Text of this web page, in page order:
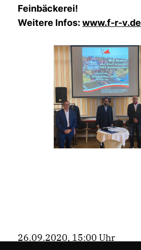
Feinbäckerei!
Weitere Infos:www.f-r-v.de
26.09.2020, 15:00 Uhr